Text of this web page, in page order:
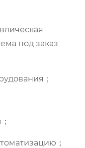
под заказ
；
；